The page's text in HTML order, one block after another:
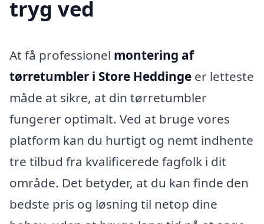
tryg ved
At få professionel montering af
tørretumbler i Store Heddinge er letteste
måde at sikre, at din tørretumbler
fungerer optimalt. Ved at bruge vores
platform kan du hurtigt og nemt indhente
tre tilbud fra kvalificerede fagfolk i dit
område. Det betyder, at du kan finde den
bedste pris og løsning til netop dine